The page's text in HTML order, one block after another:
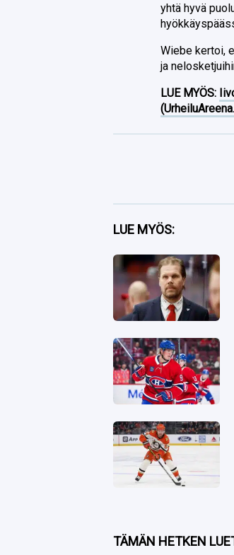
yhtä hyvä
Wiebe kertoi,
ja
LUE MYÖS:
Facebook
Twitter
Whatsapp
LUE MYÖS:
TÄMÄN HETKEN